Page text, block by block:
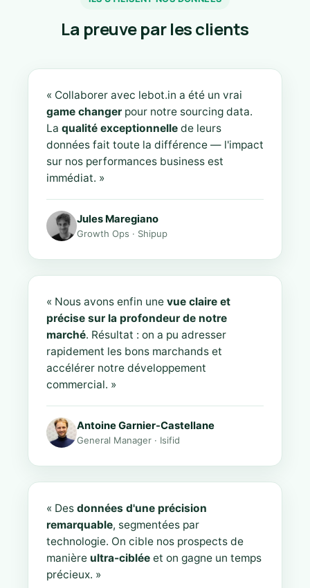
La preuve par les clients
« Collaborer avec lebot.in a été un vrai
game changer pour notre sourcing data.
La qualité exceptionnelle de leurs
données fait toute la différence — l'impact
sur nos performances business est
immédiat. »
Jules Maregiano
Growth Ops · Shipup
« Nous avons enfin une vue claire et
précise sur la profondeur de notre
marché. Résultat : on a pu adresser
rapidement les bons marchands et
accélérer notre développement
commercial. »
Antoine Garnier-Castellane
General Manager · Isifid
« Des données d'une précision
remarquable, segmentées par
technologie. On cible nos prospects de
manière ultra-ciblée et on gagne un temps
précieux. »